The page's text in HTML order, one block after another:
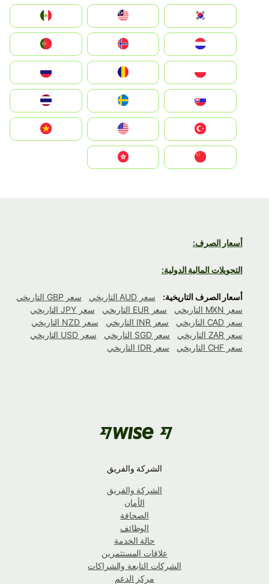
South Korea
Nederland
Portugal
România
Slovensko
United States
Vietnam
أسعار الصرف:
التحويلات المالية الدولية:
أسعار الصرف التاريخية: سعر AUD التاريخي
سعر GBP التاريخي
سعر MXN التاريخي
سعر EUR التاريخي
سعر JPY التاريخي
سعر CAD التاريخي
سعر INR التاريخي
سعر NZD التاريخي
سعر ZAR التاريخي
سعر SGD التاريخي
سعر USD التاريخي
سعر CHF التاريخي
سعر IDR التاريخي
الشركة والفريق
الشركة والفريق
الأمان
الصحافة
الوظائف
حالة الخدمة
علاقات المستثمرين
الشركات التابعة والشراكات
مركز الدعم